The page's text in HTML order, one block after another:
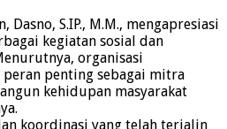
Dasno, S.IP., M.M., mengapresiasi
kegiatan ‎sosial dan
organisasi
‎penting sebagai mitra
kehidupan masyarakat
koordinasi yang telah terjalin